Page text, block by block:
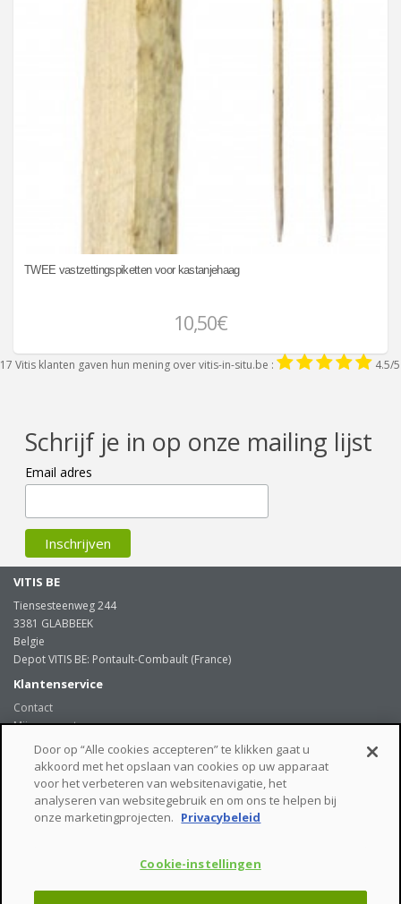
TWEE vastzettingspiketten voor kastanjehaag
10,50€
17 Vitis klanten gaven hun mening overvitis-in-situ.be : 4.5/5
Schrijf je in op onze mailing lijst
Email adres
VITIS BE
Tiensesteenweg 244
3381 GLABBEEK
Belgie
Depot VITIS BE: Pontault-Combault (France)
Klantenservice
Contact
Mijn account
Informatie
Algemene verkoopsvoorwaarden
Levering
Onze klanten getuigen
beveiligde betaalmogelijkheden
Door op “Alle cookies accepteren” te klikken gaat u
akkoord met het opslaan van cookies op uw apparaat
voor het verbeteren van websitenavigatie, het
analyseren van websitegebruik en om ons te helpen bij
onze marketingprojecten. Privacybeleid
Cookie-instellingen